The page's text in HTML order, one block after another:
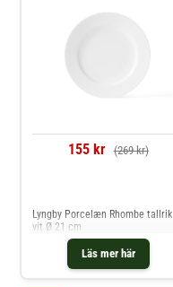
155 kr (269 kr)
Läs mer här
Lyngby Porcelæn Rhombe tallrik
vit Ø 21 cm